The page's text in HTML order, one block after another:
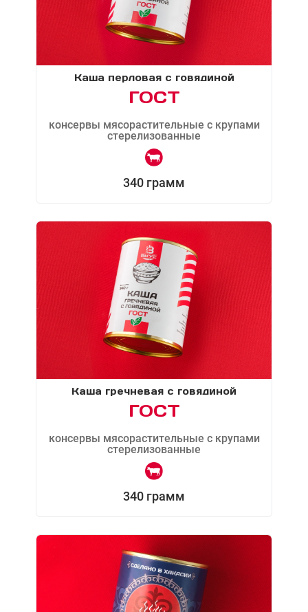
Каша перловая с говядиной
ГОСТ
консервы мясорастительные с крупами
стерелизованные
340 грамм
Каша гречневая с говядиной
ГОСТ
консервы мясорастительные с крупами
стерелизованные
340 грамм